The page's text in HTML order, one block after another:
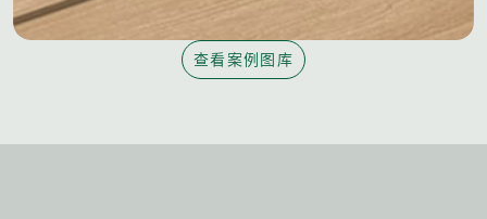
查看案例图库